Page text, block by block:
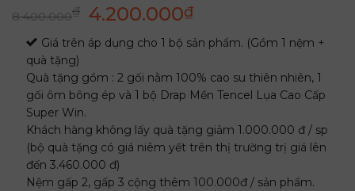
8.400.000₫ Giá
là:
8.400.000₫.
4.200.000₫Giá
hiện
tại
là:
4.200.000₫.
Giá trên áp dụng cho 1 bộ sản phẩm. (Gồm 1 nệm +
quà tặng)
Quà tặng gồm : 2 gối nằm 100% cao su thiên nhiên, 1
gối ôm bông ép và 1 bộ Drap Mền Tencel Lụa Cao Cấp
Super Win.
Khách hàng không lấy quà tặng giảm 1.000.000 đ / sp
(bộ quà tặng có giá niêm yết trên thị trường trị giá lên
đến 3.460.000 đ)
Nệm gấp 2, gấp 3 cộng thêm 100.000đ / sản phẩm.